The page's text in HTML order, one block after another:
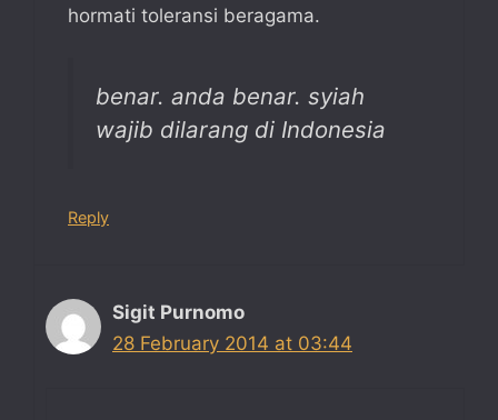
hormati toleransi beragama.
benar. anda benar. syiah
wajib dilarang di Indonesia
Reply
Sigit Purnomo
28 February 2014 at 03:44